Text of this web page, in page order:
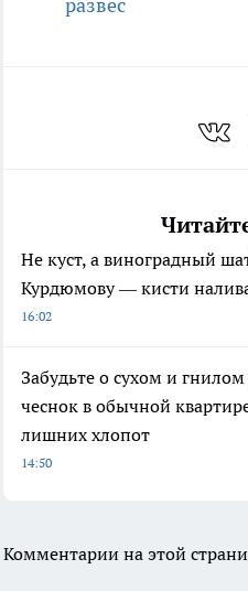
развес
Не куст, а виноградный
Курдюмову — кисти
16:02
Забудьте о сухом и
чеснок в обычной
лишних хлопот
14:50
Комментарии на этой